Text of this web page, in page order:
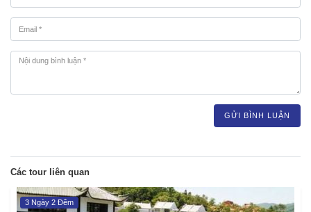
GỬI BÌNH LUẬN
Các tour liên quan
3 Ngày 2 Đêm